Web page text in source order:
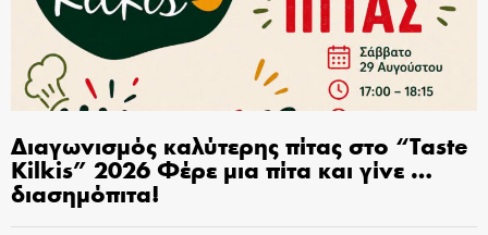
Διαγωνισμός καλύτερης πίτας στο “Taste
Kilkis” 2026 Φέρε μια πίτα και γίνε …
διασημόπιτα!